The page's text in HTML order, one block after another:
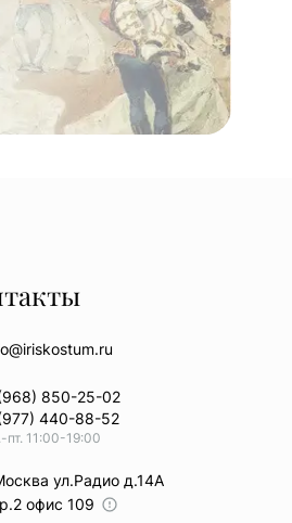
850-25-02
440-88-52
пт. 11:00-19:00
ул.Радио д.14А
офис 109